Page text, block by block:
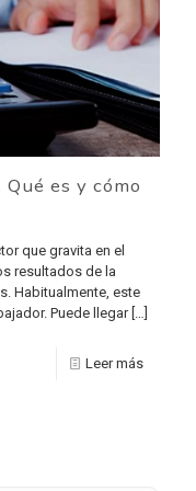
es y cómo
que gravita en el
resultados de la
Habitualmente, este
Puede llegar[…]
Leer más